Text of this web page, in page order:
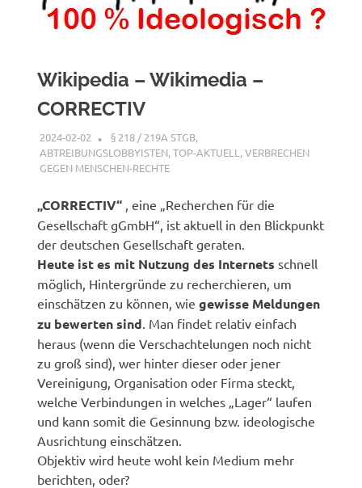
Wikipedia – Wikimedia –
CORRECTIV
2024-02-02 XX
§ 218 / 219A STGB,
ABTREIBUNGSLOBBYISTEN,TOP-AKTUELL ,VERBRECHEN
GEGEN MENSCHEN-RECHTE
„CORRECTIV“ , eine „Recherchen für die
Gesellschaft gGmbH“, ist aktuell in den Blickpunkt
der deutschen Gesellschaft geraten.
Heute ist es mit Nutzung des Internets schnell
möglich, Hintergründe zu recherchieren, um
einschätzen zu können, wiegewisse Meldungen
zu bewerten sind . Man findet relativ einfach
heraus (wenn die Verschachtelungen noch nicht
zu groß sind), wer hinter dieser oder jener
Vereinigung, Organisation oder Firma steckt,
welche Verbindungen in welches „Lager“ laufen
und kann somit die Gesinnung bzw. ideologische
Ausrichtung einschätzen.
Objektiv wird heute wohl kein Medium mehr
berichten, oder?